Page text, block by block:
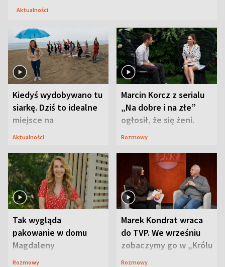
Aktualności
Kiedyś wydobywano tu
siarkę. Dziś to idealne
miejsce na
wypoczynek
Aktualności
Marcin Korcz z serialu
„Na dobre i na złe”
ogłosił, że się żeni.
Zdradził, co zmienił
Rozmowy
Tak wygląda
pakowanie w domu
Magdaleny
Waligórskiej-Lisieckiej.
Rozmowy
Marek Kondrat wraca
do TVP. We wrześniu
zobaczymy go w „Królu
Maciusiu I”
Rozmowy